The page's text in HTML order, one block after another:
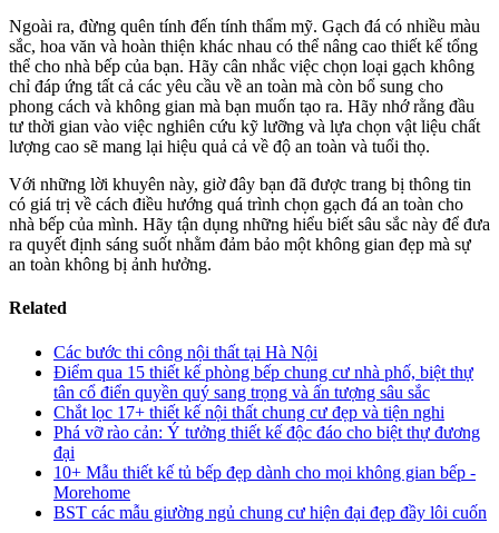
Ngoài ra, đừng quên tính đến tính thẩm mỹ. Gạch đá có nhiều màu
sắc, hoa văn và hoàn thiện khác nhau có thể nâng cao thiết kế tổng
thể cho nhà bếp của bạn. Hãy cân nhắc việc chọn loại gạch không
chỉ đáp ứng tất cả các yêu cầu về an toàn mà còn bổ sung cho
phong cách và không gian mà bạn muốn tạo ra. Hãy nhớ rằng đầu
tư thời gian vào việc nghiên cứu kỹ lưỡng và lựa chọn vật liệu chất
lượng cao sẽ mang lại hiệu quả cả về độ an toàn và tuổi thọ.
Với những lời khuyên này, giờ đây bạn đã được trang bị thông tin
có giá trị về cách điều hướng quá trình chọn gạch đá an toàn cho
nhà bếp của mình. Hãy tận dụng những hiểu biết sâu sắc này để đưa
ra quyết định sáng suốt nhằm đảm bảo một không gian đẹp mà sự
an toàn không bị ảnh hưởng.
Related
Các bước thi công nội thất tại Hà Nội
Điểm qua 15 thiết kế phòng bếp chung cư nhà phố, biệt thự
tân cổ điển quyền quý sang trọng và ấn tượng sâu sắc
Chắt lọc 17+ thiết kế nội thất chung cư đẹp và tiện nghi
Phá vỡ rào cản: Ý tưởng thiết kế độc đáo cho biệt thự đương
đại
10+ Mẫu thiết kế tủ bếp đẹp dành cho mọi không gian bếp -
Morehome
BST các mẫu giường ngủ chung cư hiện đại đẹp đầy lôi cuốn